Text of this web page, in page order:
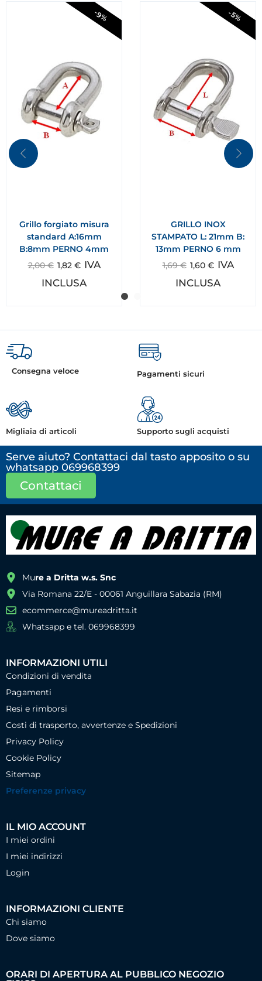
-9%
Grillo forgiato misura
standard A:16mm
B:8mm PERNO 4mm
2,00€ 1,82 € IVA
INCLUSA
-5%
GRILLO INOX
STAMPATO L: 21mm B:
13mm PERNO 6 mm
1,69€ 1,60 € IVA
INCLUSA
Consegna veloce Pagamenti sicuri
Migliaia di articoli Supporto sugli acquisti
Serve aiuto? Contattaci dal tasto apposito o su
whatsapp 069968399
Contattaci
Mure a Dritta w.s. Snc
Via Romana 22/E - 00061 Anguillara Sabazia (RM)
ecommerce@mureadritta.it
Whatsapp e tel. 069968399
INFORMAZIONI UTILI
Condizioni di vendita
Pagamenti
Resi e rimborsi
Costi di trasporto, avvertenze e Spedizioni
Privacy Policy
Cookie Policy
Sitemap
Preferenze privacy
IL MIO ACCOUNT
I miei ordini
I miei indirizzi
Login
INFORMAZIONI CLIENTE
Chi siamo
Dove siamo
ORARI DI APERTURA AL PUBBLICO NEGOZIO